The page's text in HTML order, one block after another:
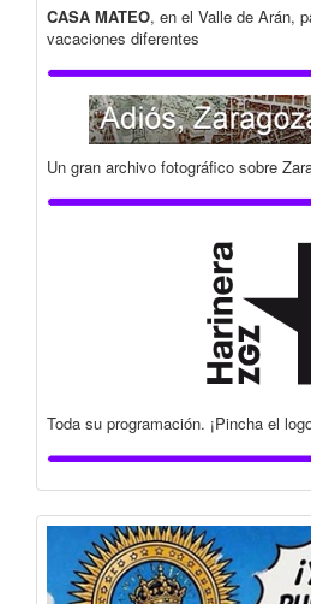
CASA MATEO, en el Valle de Arán,
vacaciones diferentes
Un gran archivo fotográfico sobre
Toda su programación. ¡Pincha el